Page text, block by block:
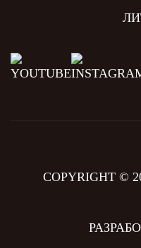
COPYRIGHT ©